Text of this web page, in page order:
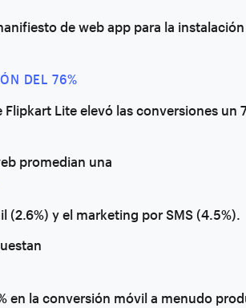
de web app para la instalación
DEL 76%
Flipkart Lite elevó las conversiones un
promedian una
(2.6%) y el marketing por SMS (4.5%).
en la conversión móvil a menudo